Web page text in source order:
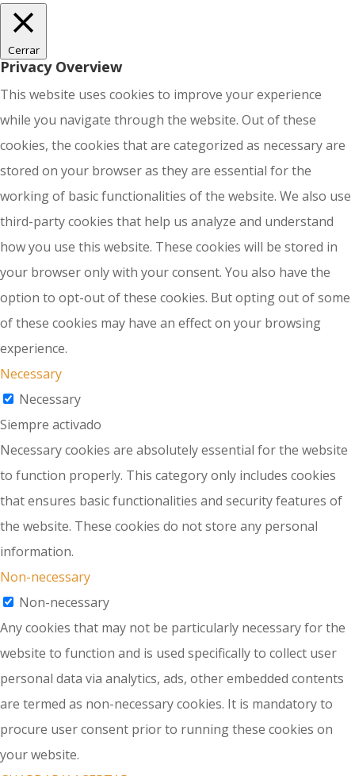
Cerrar
Privacy Overview
This website uses cookies to improve your experience
while you navigate through the website. Out of these
cookies, the cookies that are categorized as necessary are
stored on your browser as they are essential for the
working of basic functionalities of the website. We also use
third-party cookies that help us analyze and understand
how you use this website. These cookies will be stored in
your browser only with your consent. You also have the
option to opt-out of these cookies. But opting out of some
of these cookies may have an effect on your browsing
experience.
Necessary
Necessary
Siempre activado
Necessary cookies are absolutely essential for the website
to function properly. This category only includes cookies
that ensures basic functionalities and security features of
the website. These cookies do not store any personal
information.
Non-necessary
Non-necessary
Any cookies that may not be particularly necessary for the
website to function and is used specifically to collect user
personal data via analytics, ads, other embedded contents
are termed as non-necessary cookies. It is mandatory to
procure user consent prior to running these cookies on
your website.